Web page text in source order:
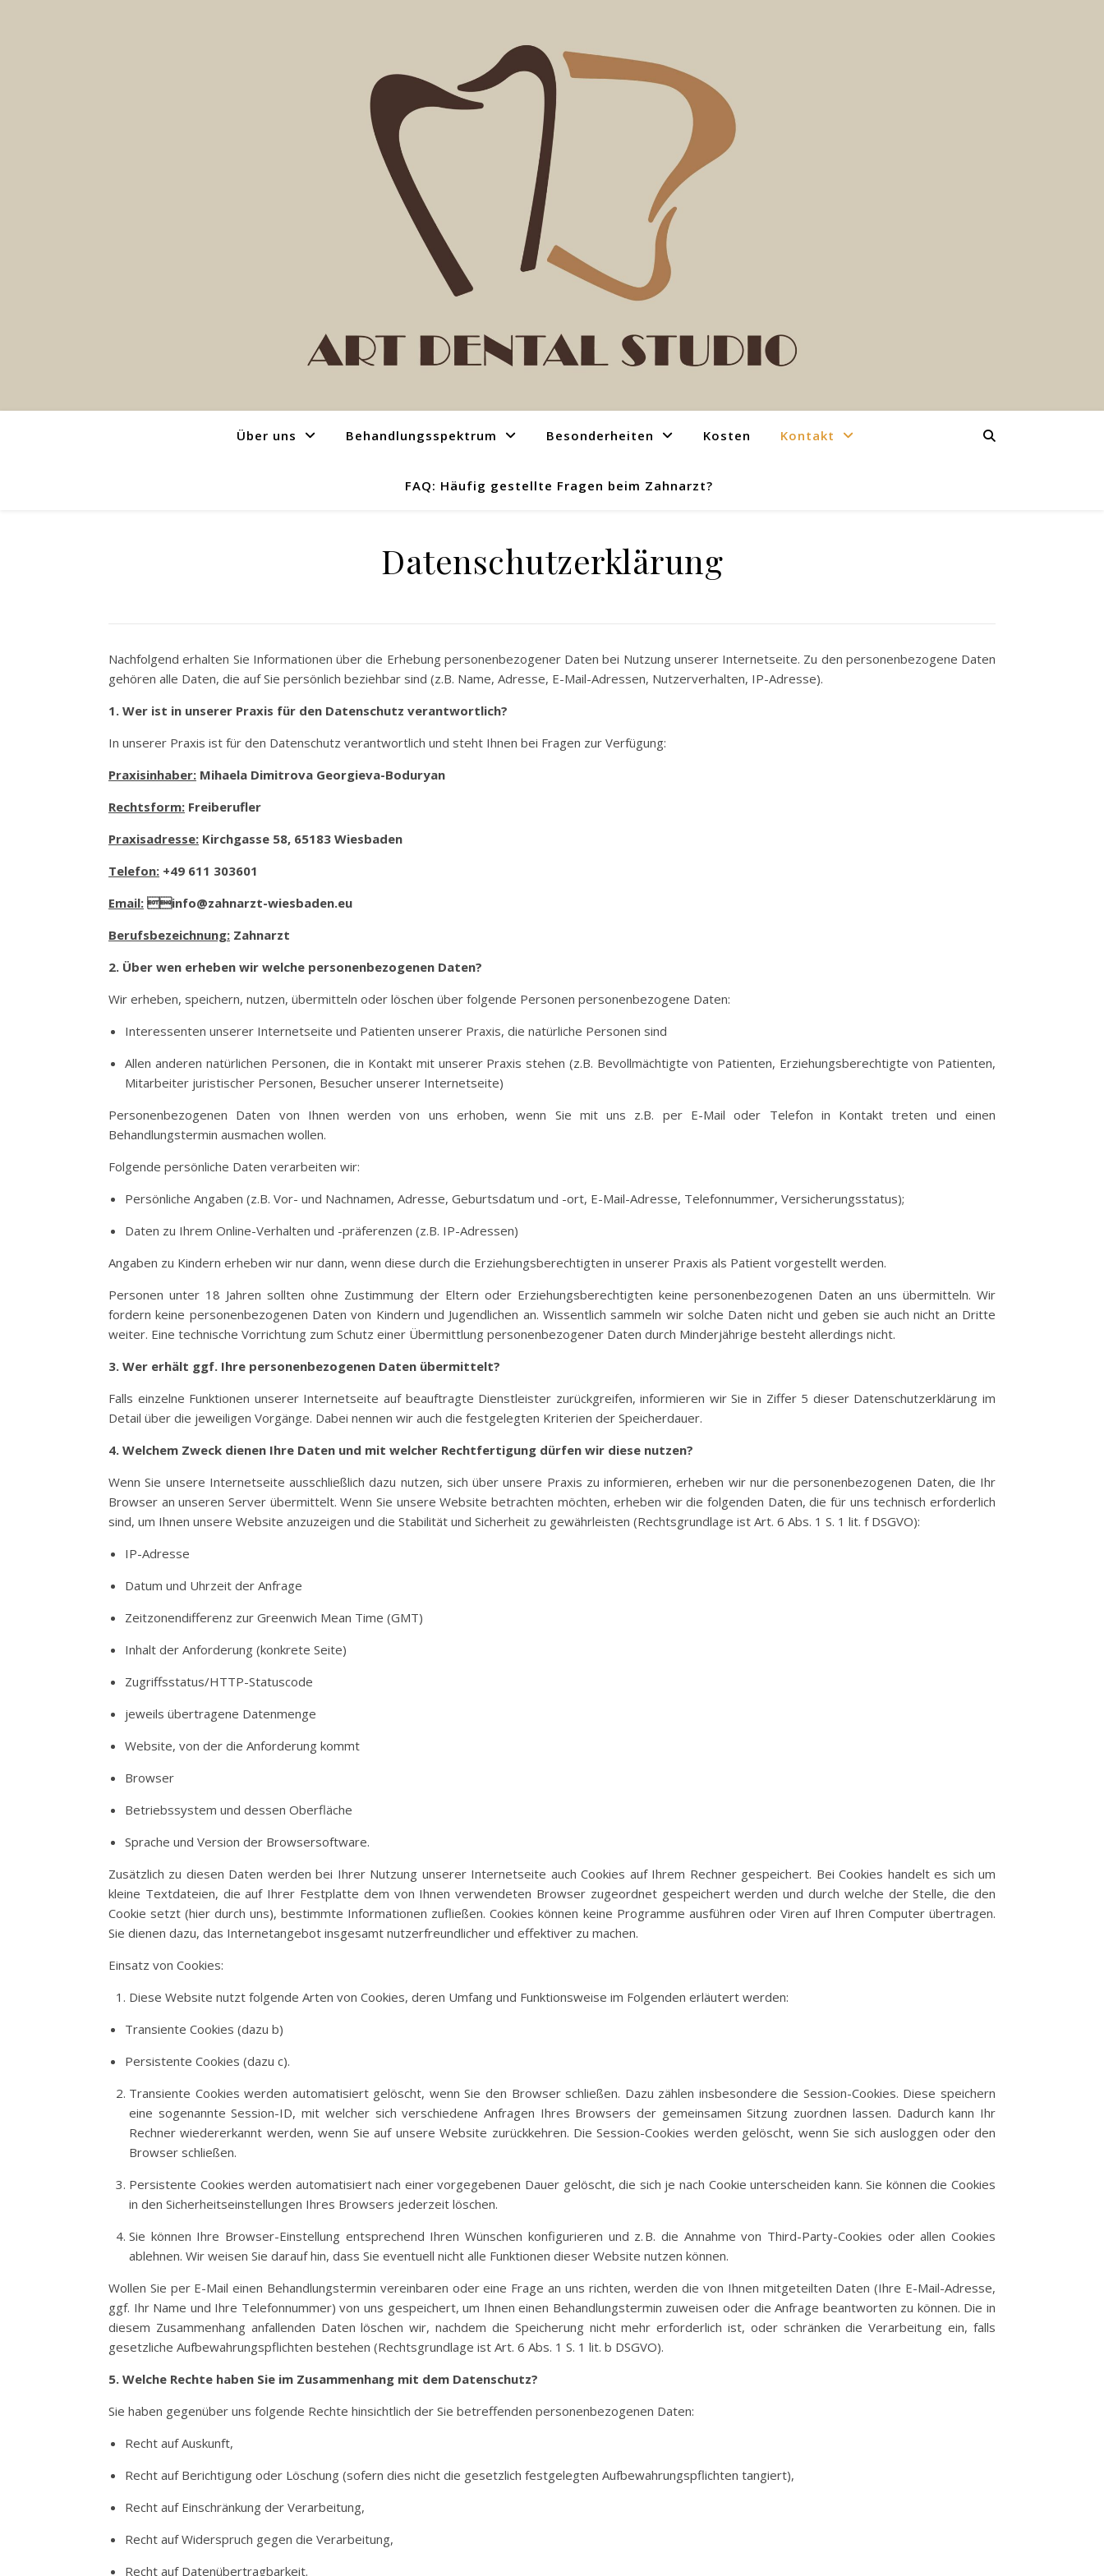
Über uns Behandlungsspektrum Besonderheiten Kosten Kontakt
FAQ: Häufig gestellte Fragen beim Zahnarzt?
Datenschutzerklärung
Nachfolgend erhalten Sie Informationen über die Erhebung personenbezogener Daten bei Nutzung unserer Internetseite. Zu den personenbezogene Daten
gehören alle Daten, die auf Sie persönlich beziehbar sind (z.B. Name, Adresse, E-Mail-Adressen, Nutzerverhalten, IP-Adresse).
1. Wer ist in unserer Praxis für den Datenschutz verantwortlich?
In unserer Praxis ist für den Datenschutz verantwortlich und steht Ihnen bei Fragen zur Verfügung:
Praxisinhaber: Mihaela Dimitrova Georgieva-Boduryan
Rechtsform: Freiberufler
Praxisadresse: Kirchgasse 58, 65183 Wiesbaden
Telefon: +49 611 303601
Email: info@zahnarzt-wiesbaden.eu
Berufsbezeichnung: Zahnarzt
2. Über wen erheben wir welche personenbezogenen Daten?
Wir erheben, speichern, nutzen, übermitteln oder löschen über folgende Personen personenbezogene Daten:
Interessenten unserer Internetseite und Patienten unserer Praxis, die natürliche Personen sind
Allen anderen natürlichen Personen, die in Kontakt mit unserer Praxis stehen (z.B. Bevollmächtigte von Patienten, Erziehungsberechtigte von Patienten,
Mitarbeiter juristischer Personen, Besucher unserer Internetseite)
Personenbezogenen Daten von Ihnen werden von uns erhoben, wenn Sie mit uns z.B. per E-Mail oder Telefon in Kontakt treten und einen
Behandlungstermin ausmachen wollen.
Folgende persönliche Daten verarbeiten wir:
Persönliche Angaben (z.B. Vor- und Nachnamen, Adresse, Geburtsdatum und -ort, E-Mail-Adresse, Telefonnummer, Versicherungsstatus);
Daten zu Ihrem Online-Verhalten und -präferenzen (z.B. IP-Adressen)
Angaben zu Kindern erheben wir nur dann, wenn diese durch die Erziehungsberechtigten in unserer Praxis als Patient vorgestellt werden.
Personen unter 18 Jahren sollten ohne Zustimmung der Eltern oder Erziehungsberechtigten keine personenbezogenen Daten an uns übermitteln. Wir
fordern keine personenbezogenen Daten von Kindern und Jugendlichen an. Wissentlich sammeln wir solche Daten nicht und geben sie auch nicht an Dritte
weiter. Eine technische Vorrichtung zum Schutz einer Übermittlung personenbezogener Daten durch Minderjährige besteht allerdings nicht.
3. Wer erhält ggf. Ihre personenbezogenen Daten übermittelt?
Falls einzelne Funktionen unserer Internetseite auf beauftragte Dienstleister zurückgreifen, informieren wir Sie in Ziffer 5 dieser Datenschutzerklärung im
Detail über die jeweiligen Vorgänge. Dabei nennen wir auch die festgelegten Kriterien der Speicherdauer.
4. Welchem Zweck dienen Ihre Daten und mit welcher Rechtfertigung dürfen wir diese nutzen?
Wenn Sie unsere Internetseite ausschließlich dazu nutzen, sich über unsere Praxis zu informieren, erheben wir nur die personenbezogenen Daten, die Ihr
Browser an unseren Server übermittelt. Wenn Sie unsere Website betrachten möchten, erheben wir die folgenden Daten, die für uns technisch erforderlich
sind, um Ihnen unsere Website anzuzeigen und die Stabilität und Sicherheit zu gewährleisten (Rechtsgrundlage ist Art. 6 Abs. 1 S. 1 lit. f DSGVO):
IP-Adresse
Datum und Uhrzeit der Anfrage
Zeitzonendifferenz zur Greenwich Mean Time (GMT)
Inhalt der Anforderung (konkrete Seite)
Zugriffsstatus/HTTP-Statuscode
jeweils übertragene Datenmenge
Website, von der die Anforderung kommt
Browser
Betriebssystem und dessen Oberfläche
Sprache und Version der Browsersoftware.
Zusätzlich zu diesen Daten werden bei Ihrer Nutzung unserer Internetseite auch Cookies auf Ihrem Rechner gespeichert. Bei Cookies handelt es sich um
kleine Textdateien, die auf Ihrer Festplatte dem von Ihnen verwendeten Browser zugeordnet gespeichert werden und durch welche der Stelle, die den
Cookie setzt (hier durch uns), bestimmte Informationen zufließen. Cookies können keine Programme ausführen oder Viren auf Ihren Computer übertragen.
Sie dienen dazu, das Internetangebot insgesamt nutzerfreundlicher und effektiver zu machen.
Einsatz von Cookies:
Diese Website nutzt folgende Arten von Cookies, deren Umfang und Funktionsweise im Folgenden erläutert werden:
Transiente Cookies (dazu b)
Persistente Cookies (dazu c).
Transiente Cookies werden automatisiert gelöscht, wenn Sie den Browser schließen. Dazu zählen insbesondere die Session-Cookies. Diese speichern
eine sogenannte Session-ID, mit welcher sich verschiedene Anfragen Ihres Browsers der gemeinsamen Sitzung zuordnen lassen. Dadurch kann Ihr
Rechner wiedererkannt werden, wenn Sie auf unsere Website zurückkehren. Die Session-Cookies werden gelöscht, wenn Sie sich ausloggen oder den
Browser schließen.
Persistente Cookies werden automatisiert nach einer vorgegebenen Dauer gelöscht, die sich je nach Cookie unterscheiden kann. Sie können die Cookies
in den Sicherheitseinstellungen Ihres Browsers jederzeit löschen.
Sie können Ihre Browser-Einstellung entsprechend Ihren Wünschen konfigurieren und z. B. die Annahme von Third-Party-Cookies oder allen Cookies
ablehnen. Wir weisen Sie darauf hin, dass Sie eventuell nicht alle Funktionen dieser Website nutzen können.
Wollen Sie per E-Mail einen Behandlungstermin vereinbaren oder eine Frage an uns richten, werden die von Ihnen mitgeteilten Daten (Ihre E-Mail-Adresse,
ggf. Ihr Name und Ihre Telefonnummer) von uns gespeichert, um Ihnen einen Behandlungstermin zuweisen oder die Anfrage beantworten zu können. Die in
diesem Zusammenhang anfallenden Daten löschen wir, nachdem die Speicherung nicht mehr erforderlich ist, oder schränken die Verarbeitung ein, falls
gesetzliche Aufbewahrungspflichten bestehen (Rechtsgrundlage ist Art. 6 Abs. 1 S. 1 lit. b DSGVO).
5. Welche Rechte haben Sie im Zusammenhang mit dem Datenschutz?
Sie haben gegenüber uns folgende Rechte hinsichtlich der Sie betreffenden personenbezogenen Daten:
Recht auf Auskunft,
Recht auf Berichtigung oder Löschung (sofern dies nicht die gesetzlich festgelegten Aufbewahrungspflichten tangiert),
Recht auf Einschränkung der Verarbeitung,
Recht auf Widerspruch gegen die Verarbeitung,
Recht auf Datenübertragbarkeit.